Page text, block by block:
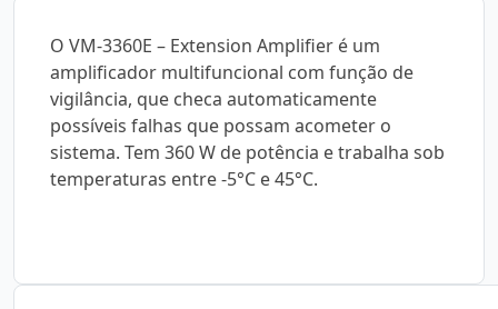
O VM-3360E – Extension Amplifier é um
amplificador multifuncional com função de
vigilância, que checa automaticamente
possíveis falhas que possam acometer o
sistema. Tem 360 W de potência e trabalha sob
temperaturas entre -5°C e 45°C.